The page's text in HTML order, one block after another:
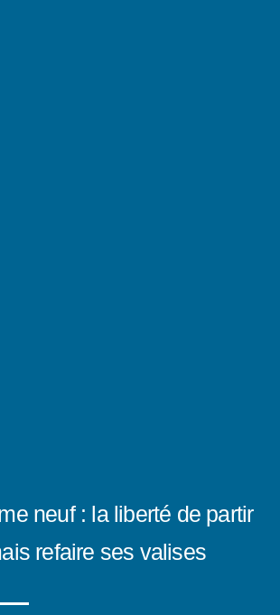
neuf : la liberté de partir
refaire ses valises